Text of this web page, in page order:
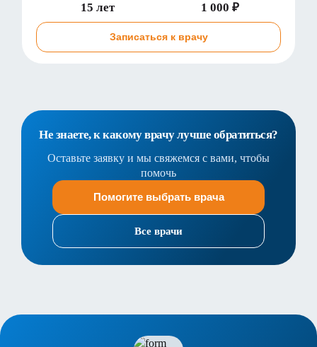
15 лет 1 000 ₽
Записаться к врачу
Не знаете, к какому врачу лучше обратиться?
Оставьте заявку и мы свяжемся с вами, чтобы
помочь
Помогите выбрать врача
Все врачи